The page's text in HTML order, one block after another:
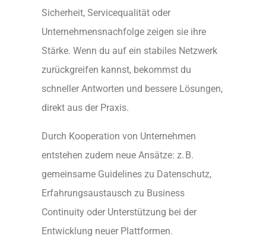
Sicherheit, Servicequalität oder
Unternehmensnachfolge zeigen sie ihre
Stärke. Wenn du auf ein stabiles Netzwerk
zurückgreifen kannst, bekommst du
schneller Antworten und bessere Lösungen,
direkt aus der Praxis.
Durch Kooperation von Unternehmen
entstehen zudem neue Ansätze: z. B.
gemeinsame Guidelines zu Datenschutz,
Erfahrungsaustausch zu Business
Continuity oder Unterstützung bei der
Entwicklung neuer Plattformen.